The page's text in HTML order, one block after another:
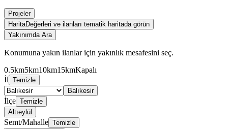
Projeler
HaritaDeğerleri ve ilanları tematik haritada görün
Yakınımda Ara
Konumuna yakın ilanlar için yakınlık mesafesini seç.
0.5km5km10km15kmKapalı
İl Temizle
Balıkesir
İlçe Temizle
Altıeylül
Semt/Mahalle Temizle